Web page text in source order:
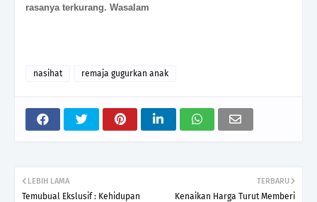
rasanya terkurang. Wasalam
nasihat remaja gugurkan anak
TERBARU
Kenaikan Harga Turut Memberi
LEBIH LAMA
Temubual Ekslusif : Kehidupan